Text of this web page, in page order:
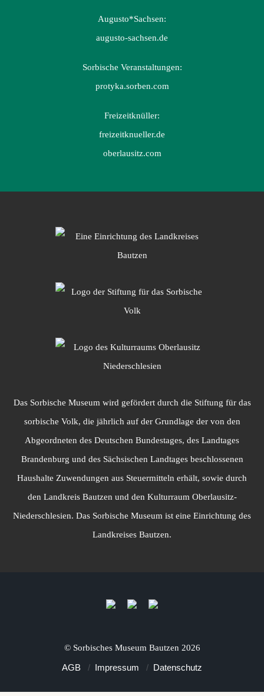
Augusto*Sachsen:
augusto-sachsen.de
Sorbische Veranstaltungen:
protyka.sorben.com
Freizeitknüller:
freizeitknueller.de
oberlausitz.com
Das Sorbische Museum wird gefördert durch die Stiftung für das
sorbische Volk, die jährlich auf der Grundlage der von den
Abgeordneten des Deutschen Bundestages, des Landtages
Brandenburg und des Sächsischen Landtages beschlossenen
Haushalte Zuwendungen aus Steuermitteln erhält, sowie durch
den Landkreis Bautzen und den Kulturraum Oberlausitz-
Niederschlesien. Das Sorbische Museum ist eine Einrichtung des
Landkreises Bautzen.
© Sorbisches Museum Bautzen 2026
AGB
Impressum Datenschutz